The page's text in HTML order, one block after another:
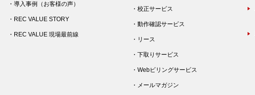
・導入事例（お客様の声）
・REC VALUE STORY
・REC VALUE 現場最前線
・校正サービス
・動作確認サービス
・リース
・下取りサービス
・Webビリングサービス
・メールマガジン